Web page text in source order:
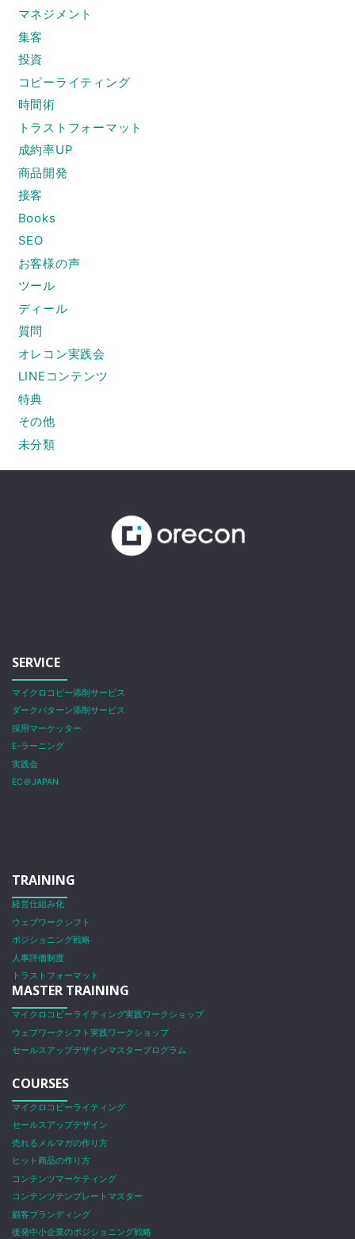
マネジメント
集客
投資
コピーライティング
時間術
トラストフォーマット
成約率UP
商品開発
接客
Books
SEO
お客様の声
ツール
ディール
質問
オレコン実践会
LINEコンテンツ
特典
その他
未分類
SERVICE
マイクロコピー添削サービス
ダークパターン添削サービス
採用マーケッター
E-ラーニング
実践会
EC＠JAPAN
TRAINING
経営仕組み化
ウェブワークシフト
ポジショニング戦略
人事評価制度
トラストフォーマット
MASTER TRAINING
マイクロコピーライティング実践ワークショップ
ウェブワークシフト実践ワークショップ
セールスアップデザインマスタープログラム
COURSES
マイクロコピーライティング
セールスアップデザイン
売れるメルマガの作り方
ヒット商品の作り方
コンテンツマーケティング
コンテンツテンプレートマスター
顧客ブランディング
後発中小企業のポジショニング戦略